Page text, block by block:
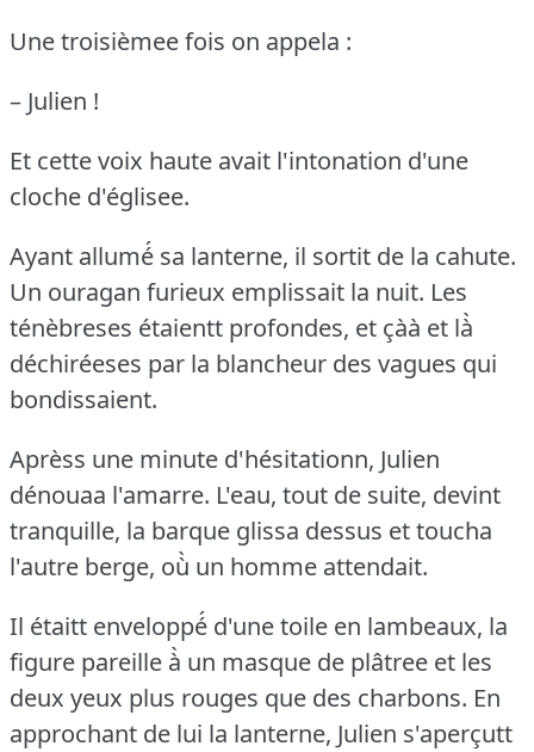
Une troisièmee fois on appela :
– Julien !
Et cette voix haute avait l'intonation d'une
cloche d'églisee.
Ayant allumé́ sa lanterne, il sortit de la cahute.
Un ouragan furieux emplissait la nuit. Les
ténèbreses étaientt profondes, et çàà et là̀
déchiréeses par la blancheur des vagues qui
bondissaient.
Aprèss une minute d'hésitationn, Julien
dénouaa l'amarre. L'eau, tout de suite, devint
tranquille, la barque glissa dessus et toucha
l'autre berge, où̀ un homme attendait.
Il étaitt enveloppé́ d'une toile en lambeaux, la
figure pareille à̀ un masque de plâtree et les
deux yeux plus rouges que des charbons. En
approchant de lui la lanterne, Julien s'aperçutt